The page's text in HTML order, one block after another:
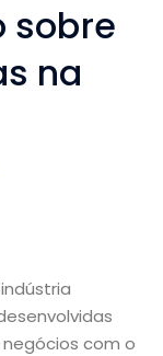
sobre
na
com o